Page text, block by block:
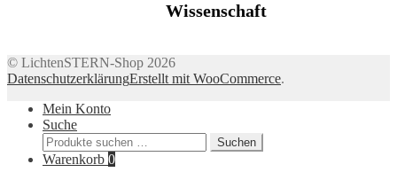
Wissenschaft
© LichtenSTERN-Shop 2026
DatenschutzerklärungErstellt mit WooCommerce.
Mein Konto
Suche
Suchen
nach:
Suchen
Warenkorb 0